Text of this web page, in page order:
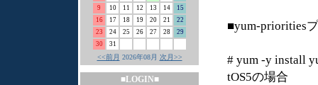
9
10 11 12 13 14
15
16
17 18 19 20 21
22
23
24 25 26 27 28
29
30
31
<<前月 2026年08月 次月>>
■LOGIN■
■yum-priorities
# yum -y install
tOS5の場合